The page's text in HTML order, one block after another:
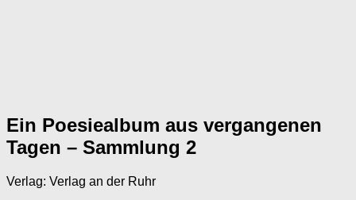
Ein Poesiealbum aus vergangenen
Tagen – Sammlung 2
Verlag: Verlag an der Ruhr